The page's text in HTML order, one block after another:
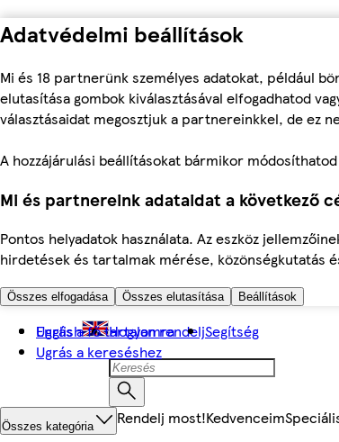
Adatvédelmi beállítások
Mi és 18 partnerünk személyes adatokat, például
elutasítása gombok kiválasztásával elfogadhatod
választásaidat megosztjuk a partnereinkkel, de ez
A hozzájárulási beállításokat bármikor
Mi és partnereink adataidat a következő
Pontos helyadatok használata. Az eszköz
hirdetések és tartalmak mérése, közönségkutatás
Összes elfogadása Összes elutasítása Beállítások
Ugrás a fő tartalomra
Ugrás a kereséshez
English Hogyan rendeljSegítség
Összes kategória Rendelj most!Kedvenceim